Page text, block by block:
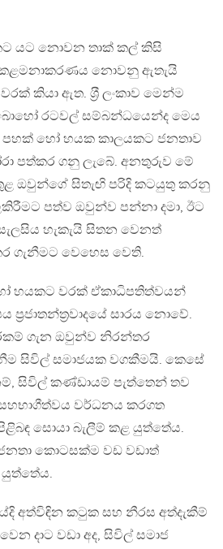
යට නොවන තාක් කල් කිසි
කළමනාකරණය නොවනු ඇතැයි
කියා ඇත. ශ‍්‍රී ලංකාව මෙන්ම
රටවල් සම්බන්ධයෙන්ද මෙය
පහක් හෝ හයක කාලයකට ජනතාව
පත්කර ගනු ලැබේ. අනතුරුව මේ
ඔවුන්ගේ සිතැඟි පරිදි කටයුතු කරනු
පත්ව ඔවුන්ව පන්නා දමා, ඊට
හැකැයි සිතන වෙනත්
ගැනීමට වෙහෙස වෙති.
හයකට වරක් ඒකාධිපතිත්වයන්
සාරය නොවේ.
ගැන ඔවුන්ව නිරන්තර
සිවිල් සමාජයක වගකීමයි. කෙසේ
සිවිල් කණ්ඩායම් පැත්තෙන් තව
වර්ධනය කරගත
සොයා බැලීම් කළ යුත්තේය.
කොටසක්ම වඩ වඩාත්
යුත්තේය.
අත්විඳින කටුක සහ නීරස අත්දැකීම්
දාට වඩා අද, සිවිල් සමාජ